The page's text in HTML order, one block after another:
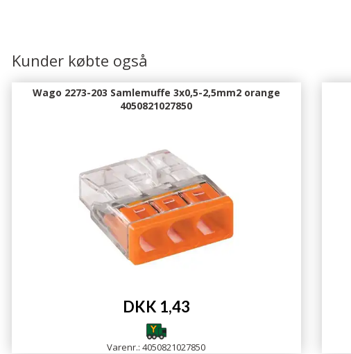
Kunder købte også
Wago 2273-203 Samlemuffe 3x0,5-2,5mm2 orange
4050821027850
DKK 1,43
Varenr.: 4050821027850